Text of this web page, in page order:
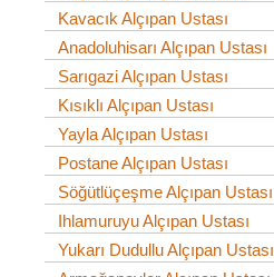
Kavacık Alçıpan Ustası
Anadoluhisarı Alçıpan Ustası
Sarıgazi Alçıpan Ustası
Kısıklı Alçıpan Ustası
Yayla Alçıpan Ustası
Postane Alçıpan Ustası
Söğütlüçeşme Alçıpan Ustası
Ihlamuruyu Alçıpan Ustası
Yukarı Dudullu Alçıpan Ustası